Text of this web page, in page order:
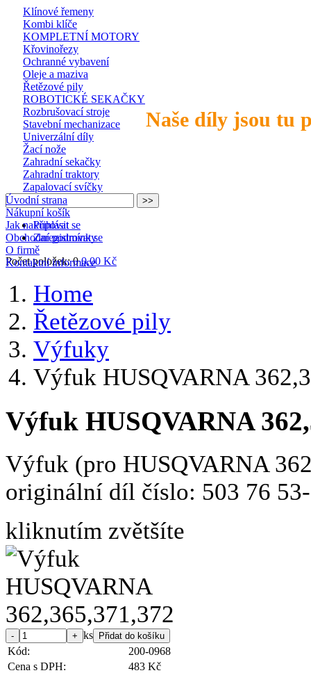
Naše díly jsou tu
Klínové řemeny
Kombi klíče
KOMPLETNÍ MOTORY
Křovinořezy
Ochranné vybavení
Oleje a maziva
Řetězové pily
ROBOTICKÉ SEKAČKY
Rozbrušovací stroje
Stavební mechanizace
Univerzální díly
Žací nože
Zahradní sekačky
Zahradní traktory
Zapalovací svíčky
Přihlásit se
Zaregistrovat se
Počet položek: 0 0,00 Kč
Úvodní strana
Nákupní košík
Jak nakupovat
Obchodní podmínky
O firmě
Kontaktní informace
Home
Řetězové pily
Výfuky
Výfuk HUSQVARNA
Výfuk HUSQVARNA
Výfuk (pro HUSQVARNA
originální díl číslo: 503 76
kliknutím zvětšíte
ks
Kód:
200-0968
Cena s DPH:
483 Kč